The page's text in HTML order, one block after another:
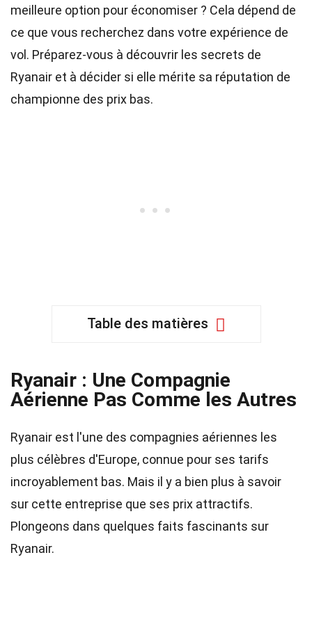
meilleure option pour économiser ? Cela dépend de
ce que vous recherchez dans votre expérience de
vol. Préparez-vous à découvrir les secrets de
Ryanair et à décider si elle mérite sa réputation de
championne des prix bas.
Table des matières
Ryanair : Une Compagnie
Aérienne Pas Comme les Autres
Ryanair est l'une des compagnies aériennes les
plus célèbres d'Europe, connue pour ses tarifs
incroyablement bas. Mais il y a bien plus à savoir
sur cette entreprise que ses prix attractifs.
Plongeons dans quelques faits fascinants sur
Ryanair.